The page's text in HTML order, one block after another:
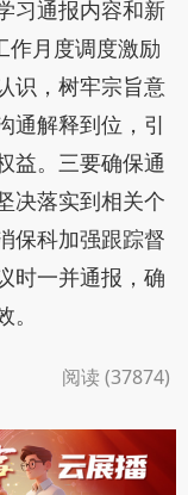
习通报内容和新
作月度调度激励
识，树牢宗旨意
通解释到位，引
益。三要确保通
决落实到相关个
保科加强跟踪督
时一并通报，确
阅读 (37874)